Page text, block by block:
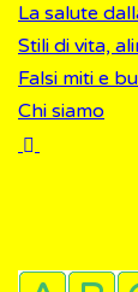
La salute
Stili di vita,
Falsi miti e
Chi siamo